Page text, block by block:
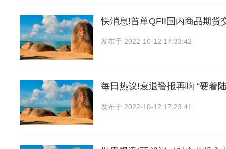
快消息!首单QFII国内商品期货
发布于 2022-10-12 17:33:42
每日热议!衰退警报再响 “硬着
发布于 2022-10-12 17:23:41